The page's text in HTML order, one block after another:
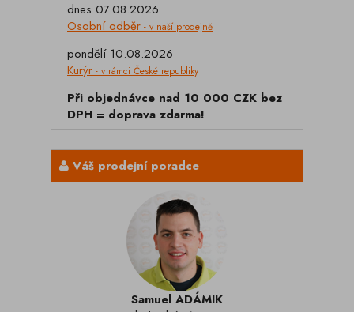
dnes 07.08.2026
Osobní odběr - v naší prodejně
pondělí 10.08.2026
Kurýr - v rámci České republiky
Při objednávce nad 10 000 CZK bez
DPH = doprava zdarma!
Váš prodejní poradce
Samuel ADÁMIK